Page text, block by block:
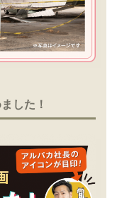
した！